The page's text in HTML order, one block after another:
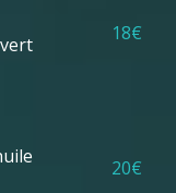
18€
20€